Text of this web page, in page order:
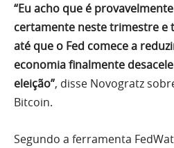
“Eu acho que é
certamente neste trimestre
até que o Fed comece a
economia finalmente
eleição”, disse Novogratz
Bitcoin.
Segundo a ferramenta